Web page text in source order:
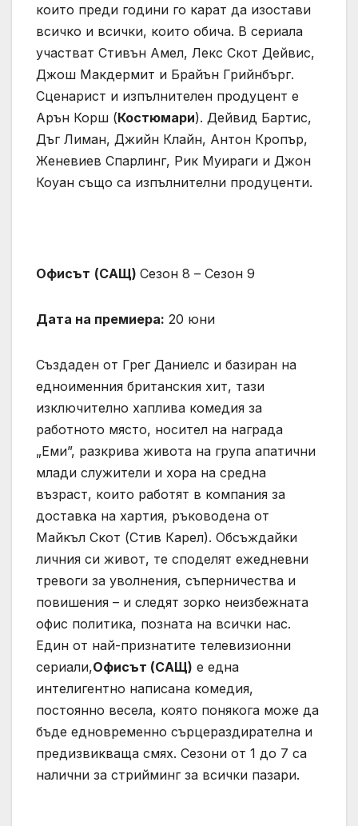
които преди години го карат да изостави
всичко и всички, които обича. В сериала
участват Стивън Амел, Лекс Скот Дейвис,
Джош Макдермит и Брайън Грийнбърг.
Сценарист и изпълнителен продуцент е
Арън Корш (Костюмари). Дейвид Бартис,
Дъг Лиман, Джийн Клайн, Антон Кропър,
Женевиев Спарлинг, Рик Муираги и Джон
Коуан също са изпълнителни продуценти.
Офисът (САЩ) Сезон 8 – Сезон 9
Дата на премиера: 20 юни
Създаден от Грег Даниелс и базиран на
едноименния британския хит, тази
изключително хаплива комедия за
работното място, носител на награда
„Еми”, разкрива живота на група апатични
млади служители и хора на средна
възраст, които работят в компания за
доставка на хартия, ръководена от
Майкъл Скот (Стив Карел). Обсъждайки
личния си живот, те споделят ежедневни
тревоги за уволнения, съперничества и
повишения – и следят зорко неизбежната
офис политика, позната на всички нас.
Един от най-признатите телевизионни
сериали,Офисът (САЩ) е една
интелигентно написана комедия,
постоянно весела, която понякога може да
бъде едновременно сърцераздирателна и
предизвикваща смях. Сезони от 1 до 7 са
налични за стрийминг за всички пазари.